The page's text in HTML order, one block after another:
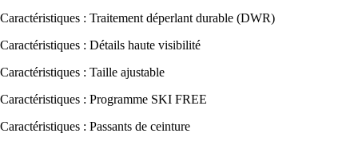
Caractéristiques : Traitement déperlant durable (DWR)
Caractéristiques : Détails haute visibilité
Caractéristiques : Taille ajustable
Caractéristiques : Programme SKI FREE
Caractéristiques : Passants de ceinture